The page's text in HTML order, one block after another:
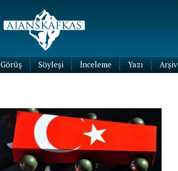
Görüş Söyleşi İnceleme
Yazı
Yazıları
Arşiv